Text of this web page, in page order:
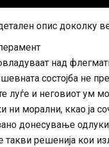
опис доколку
над
состојба не
луѓе и неговиот ум
ни морални, ккао ја
донесување
такви решенија кои